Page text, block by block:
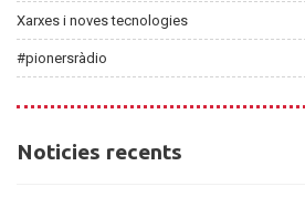
Xarxes i noves tecnologies
#pionersràdio
Noticies
Noticies recents